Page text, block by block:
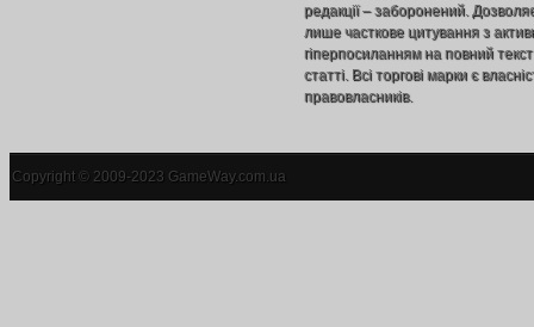
редакції – заборонений.
лише часткове цитування з
гіперпосиланням на повний текст
статті. Всі торгові марки є
правовласників.
Copyright © 2009-2023 GameWay.com.ua